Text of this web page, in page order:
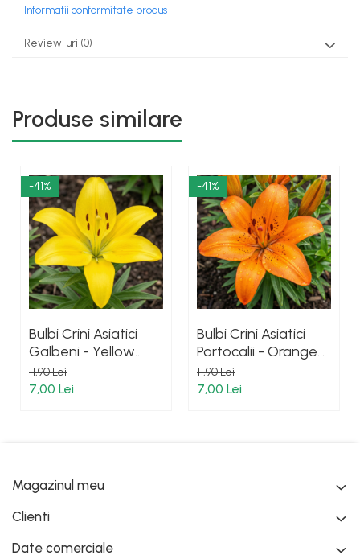
Informatii conformitate produs
Review-uri (0)
Produse similare
-41%
Bulbi Crini Asiatici
Galbeni - Yellow
Power (20/22)
11,90 Lei
7,00 Lei
-41%
Bulbi Crini Asiatici
Portocalii - Orange
Summer (20/22)
11,90 Lei
7,00 Lei
Magazinul meu
Clienti
Date comerciale